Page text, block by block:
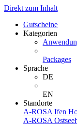
Direkt zum Inhalt
Gutscheine
Kategorien
Packages
Sprache
DE
EN
Standorte
A-ROSA Ifen
A-ROSA